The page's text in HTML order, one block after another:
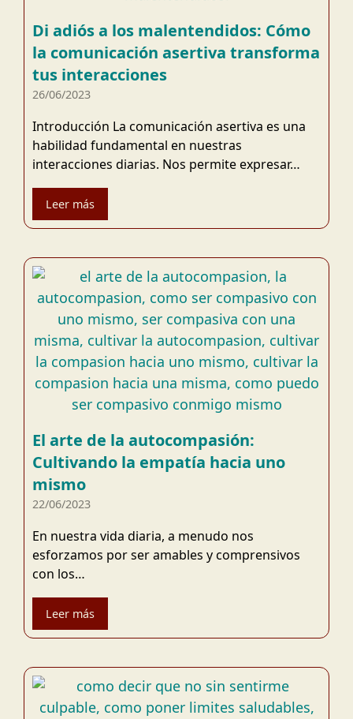
Di adiós a los malentendidos: Cómo
la comunicación asertiva transforma
tus interacciones
26/06/2023
Introducción La comunicación asertiva es una
habilidad fundamental en nuestras
interacciones diarias. Nos permite expresar…
Leer más
El arte de la autocompasión:
Cultivando la empatía hacia uno
mismo
22/06/2023
En nuestra vida diaria, a menudo nos
esforzamos por ser amables y comprensivos
con los…
Leer más